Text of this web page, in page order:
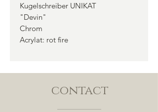
Kugelschreiber UNIKAT
"Devin"
Chrom
Acrylat: rot fire
contact